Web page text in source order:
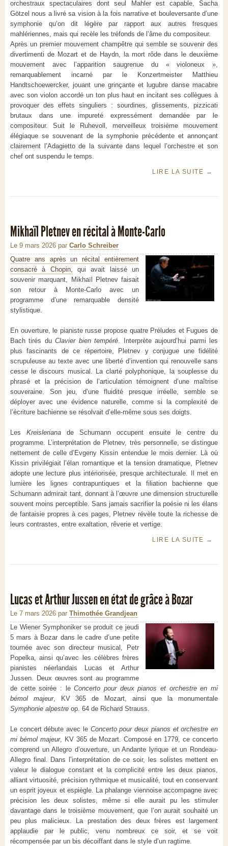
orchestraux spectaculaires dont seul Mahler est capable, Sacha
Götzel nous a livré sa vision à la fois narrative et bouleversante d’une
symphonie qu’on dit légère par rapport aux autres fresques
mahlériennes, mais qui recèle les tréfonds de l’âme du compositeur.
Après un premier mouvement champêtre qui semble se souvenir des
divertimenti de Mozart et de Haydn, la mort rôde dans le deuxième
mouvement avec l’apparition saugrenue du « violoneux »,
remarquablement incarné par le Konzertmeister Matthieu
Handtschoewercker, jouant une grinçante et lugubre danse macabre
avec son violon accordé un ton plus haut en incitant ses collègues à
provoquer des effets singuliers : sourdines, glissements, pizzicati
brutaux dans une impureté expressément demandée par le
compositeur. Suit le Ruhevoll, merveilleux troisième mouvement
élégiaque se souvenant de la symphonie précédente et annonçant
clairement l’Adagietto de la suivante dans lequel l’orchestre et son
chef ont suspendu le temps.
LIRE LA SUITE →
Mikhaïl Pletnev en récital à Monte-Carlo
Le 9 mars 2026 par Carlo Schreiber
Quatre ans après un récital entièrement
consacré à Chopin, qui avait laissé un
souvenir marquant, Mikhaïl Pletnev faisait
son retour à Monte-Carlo avec un
programme d’une remarquable densité
stylistique.
En ouverture, le pianiste russe propose quatre Préludes et Fugues de
Bach tirés duClavier bien tempéré. Interprète aujourd’hui parmi les
plus fascinants de ce répertoire, Pletnev y conjugue une fidélité
scrupuleuse au texte avec une liberté d’invention qui renouvelle sans
cesse le discours musical. La clarté polyphonique, la souplesse du
phrasé et la précision de l’articulation témoignent d’une maîtrise
souveraine. Son jeu, d’une fluidité presque irréelle, semble se
déployer avec une évidence naturelle, comme si la complexité de
l’écriture bachienne se résolvait d’elle-même sous ses doigts.
Les Kreisleriana de Schumann occupent ensuite le centre du
programme. L’interprétation de Pletnev, très personnelle, se distingue
nettement de celle d’Evgeny Kissin entendue le mois dernier. Là où
Kissin privilégiait l’élan romantique et la tension dramatique, Pletnev
adopte une lecture plus intériorisée, presque architecturale. Il met en
lumière les lignes contrapuntiques et la filiation bachienne que
Schumann admirait tant, donnant à l’œuvre une dimension structurelle
souvent moins perceptible. Sans jamais sacrifier la poésie ni les élans
de fantaisie propres à ces pages, Pletnev révèle toute la richesse de
leurs contrastes, entre exaltation, rêverie et vertige.
LIRE LA SUITE →
Lucas et Arthur Jussen en état de grâce à Bozar
Le 7 mars 2026 par Thimothée Grandjean
Le Wiener Symphoniker se produit ce jeudi
5 mars à Bozar dans le cadre d’une petite
tournée avec son directeur musical, Petr
Popelka, ainsi qu’avec les célèbres frères
pianistes néerlandais Lucas et Arthur
Jussen. Deux œuvres sont au programme
de cette soirée : leConcerto pour deux pianos et orchestre en mi
bémol majeur, KV 365 de Mozart, ainsi que la monumentale
Symphonie alpestre op. 64 de Richard Strauss.
Le concert débute avec le Concerto pour deux pianos et orchestre en
mi bémol majeur, KV 365 de Mozart. Composé en 1779, ce concerto
comprend un Allegro d’ouverture, un Andante lyrique et un Rondeau-
Allegro final. Dans l’interprétation de ce soir, les solistes mettent en
valeur le dialogue constant et la complicité entre les deux pianos,
alliant virtuosité, précision rythmique et musicalité, tout en conservant
un esprit joyeux et espiègle. La phalange viennoise accompagne avec
précision les deux solistes, même si elle aurait pu les stimuler
davantage dans le troisième mouvement, que l’on aurait souhaité un
peu plus malicieux. La prestation des deux frères est largement
applaudie par le public, venu nombreux ce soir, et se voit
récompensée par un bis décoiffant dans le style d’un ragtime.